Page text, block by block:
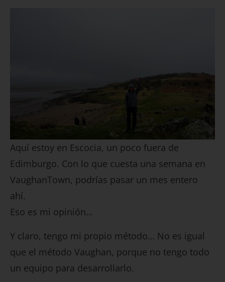
Aquí estoy en Escocia, un poco fuera de
Edimburgo. Con lo que cuesta una semana en
VaughanTown, podrías pasar un mes entero
ahí.
Eso es mi opinión…
Y claro, tengo mi propio método… No es igual
que el método Vaughan, porque no tengo todo
un equipo para desarrollarlo.